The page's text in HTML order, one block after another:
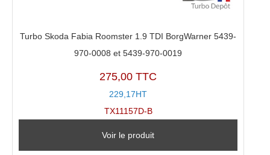
Turbo Skoda Fabia Roomster 1.9 TDI BorgWarner 5439-
970-0008 et 5439-970-0019
275,00 TTC
229,17HT
TX11157D-B
Voir le produit